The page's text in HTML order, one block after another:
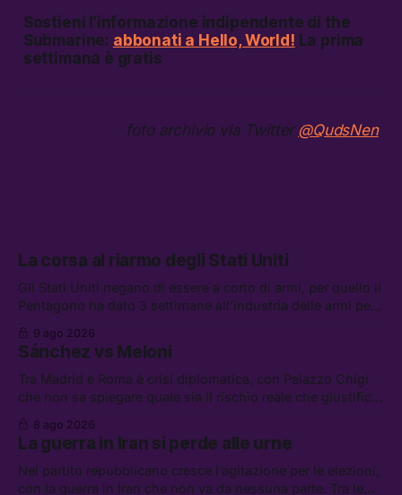
Sostieni l’informazione indipendente di the
Submarine: abbonati a Hello, World! La prima
settimana è gratis
foto archivio via Twitter @QudsNen
La corsa al riarmo degli Stati Uniti
Gli Stati Uniti negano di essere a corto di armi, per quello il
Pentagono ha dato 3 settimane all’industria delle armi per
continuerà ad usare i servizi di Palantir, la protesta contro
La Russa, e la centrale elettrica di Amazon in Texas
9 ago 2026
Sánchez vs Meloni
Tra Madrid e Roma è crisi diplomatica, con Palazzo Chigi
che non sa spiegare quale sia il rischio reale che giustifica
di difesa tra Arabia Saudita, Pakistan e Turchia, la crisi del
carburante irregolare, e un altro caso di IA ribelle
8 ago 2026
La guerra in Iran si perde alle urne
Nel partito repubblicano cresce l’agitazione per le elezioni,
con la guerra in Iran che non va da nessuna parte. Tra le